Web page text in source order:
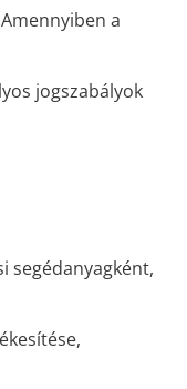
a
jogszabályok
segédanyagként,